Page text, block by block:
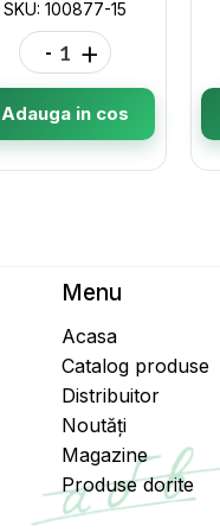
SKU: 100877-15
- +
Adauga in cos
Menu
Acasa
Catalog produse
Distribuitor
Noutăți
Magazine
Produse dorite